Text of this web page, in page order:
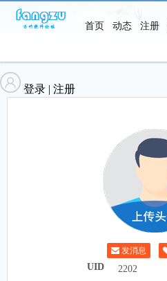
首页 动态 注册
登录 | 注册
发消息
UID 2202